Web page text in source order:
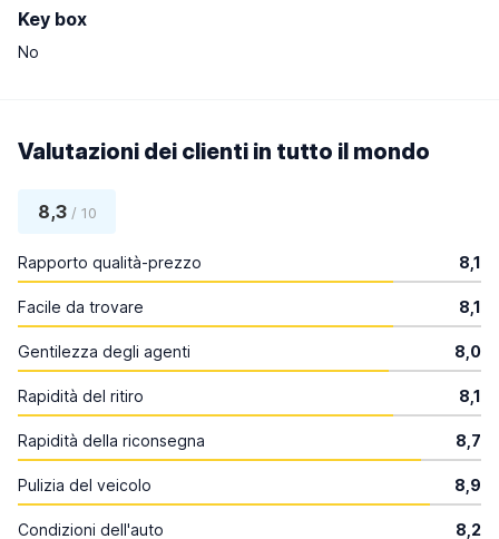
Key box
No
Valutazioni dei clienti in tutto il mondo
8,3/ 10
Rapporto qualità-prezzo 8,1
Facile da trovare 8,1
Gentilezza degli agenti 8,0
Rapidità del ritiro 8,1
Rapidità della riconsegna 8,7
Pulizia del veicolo 8,9
Condizioni dell'auto 8,2